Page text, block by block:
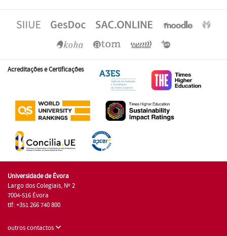
Acreditações e Certificações
Universidade de Évora
Largo dos Colegiais, Nº 2
7004-516 Évora
tlf: +351 266 740 800
outros contactos